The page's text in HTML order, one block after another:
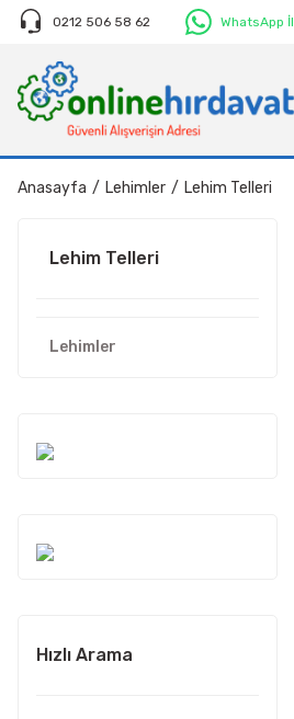
0212 506 58 62 WhatsApp
Anasayfa Lehimler Lehim Telleri
Lehim Telleri
Lehimler
Hızlı Arama